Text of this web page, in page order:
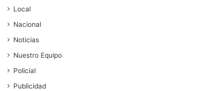
Local
Nacional
Noticias
Nuestro Equipo
Policial
Publicidad